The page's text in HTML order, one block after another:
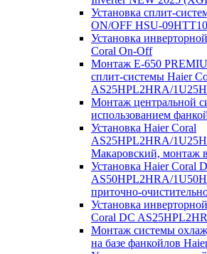
Установка сплит-
ON/OFF HSU-
Установка
Coral On-Off
Монтаж E-650
сплит-системы Haier
AS25HPL2HRA/
Монтаж центральной
использованием
Установка Haier Coral
AS25HPL2HRA/
Макаровский, монтаж
Установка Haier Coral
AS50HPL2HRA/
приточно-
Установка
Coral DC
Монтаж системы
на базе фанкойлов